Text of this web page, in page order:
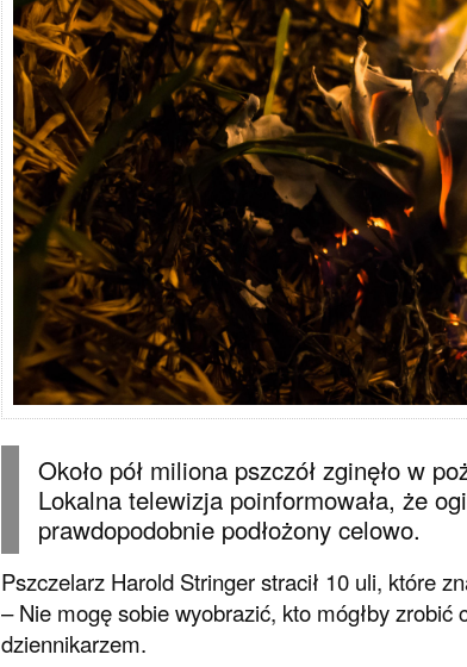
Około pół miliona pszczół zginęło w
Lokalna telewizja poinformowała, że
prawdopodobnie podłożony celowo.
Pszczelarz Harold Stringer stracił 10 uli, które
– Nie mogę sobie wyobrazić, kto mógłby
dziennikarzem.